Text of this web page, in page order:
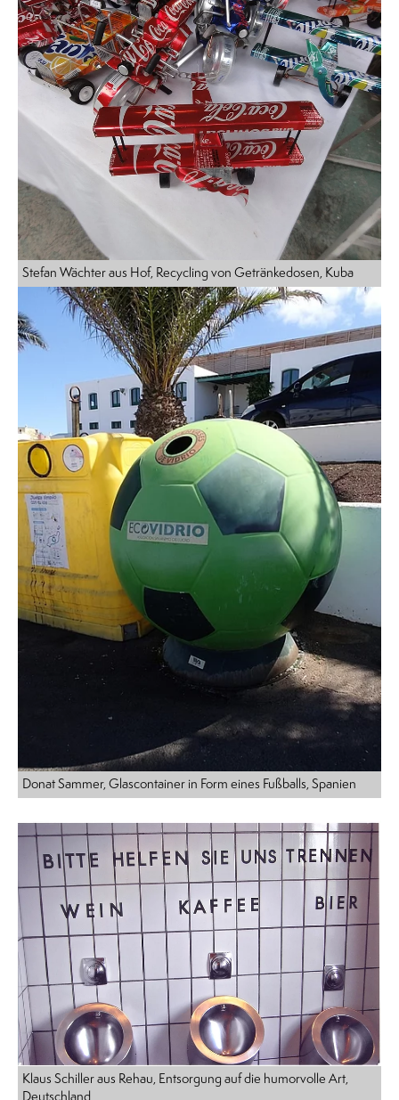
Stefan Wächter aus Hof, Recycling von Getränkedosen, Kuba
Donat Sammer, Glascontainer in Form eines Fußballs, Spanien
Klaus Schiller aus Rehau, Entsorgung auf die humorvolle Art,
Deutschland